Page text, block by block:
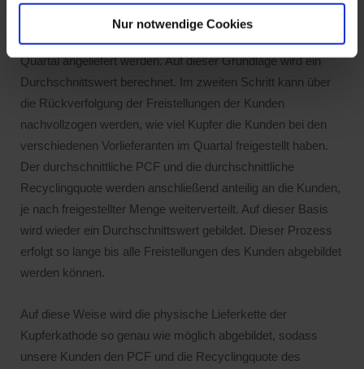
Nur notwendige Cookies
getrackt, welche Kathodenbrands in welcher Menge bei den
kathodenverarbeitenden Vorproduzenten durch Südkupfer im
Quartal angeliefert werden. Auf dieser Grundlage wird ein
Durchschnittswert berechnet. Im zweiten Schritt kann über
die Rückverfolgung der Freistellungen der Kunden
nachvollzogen werden, wie viel Kupfer die Kunden bei den
verschiedenen Vorlieferanten im Quartal freigestellt haben.
Der durchschnittliche PCF und die durchschnittliche
Recyclingquote werden anschließend anteilig an die Kunden,
je nach freigestellter Menge weiterverteilt. Auf dieser Basis
wird wieder ein Durchschnittswert gebildet. Dieser Prozess
erfolgt so lange bis alle Freistellungen des Kunden abgebildet
werden können.
Auf diese Weise wird die physische Lieferkette der
Kupferkathode so genau wie möglich abgebildet, sodass
unsere Kunden den PCF und die Recyclingquote des